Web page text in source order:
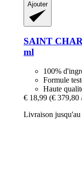
Ajouter
SAINT
ml
100%
Formule
Haute
€ 18,99 (€ 379,80
Livraison jusqu'au